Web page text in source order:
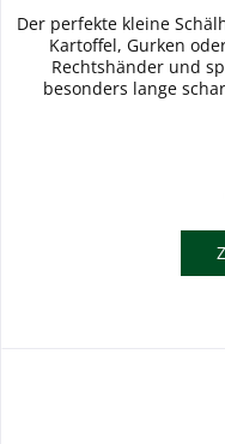
Der perfekte kleine
Kartoffel, Gurken
Rechtshänder und
besonders lange